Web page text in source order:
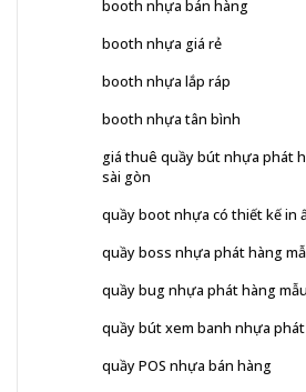
booth nhựa bán hàng
booth nhựa giá rẻ
booth nhựa lắp ráp
booth nhựa tân bình
giá thuê quầy bút nhựa phát
sài gòn
quầy boot nhựa có thiết kế in
quầy boss nhựa phát hàng
quầy bug nhựa phát hàng mẫu
quầy bút xem banh nhựa
quầy POS nhựa bán hàng